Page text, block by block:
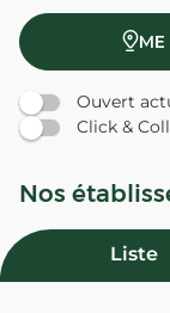
ME
Ouvert
Click &
Nos
Liste